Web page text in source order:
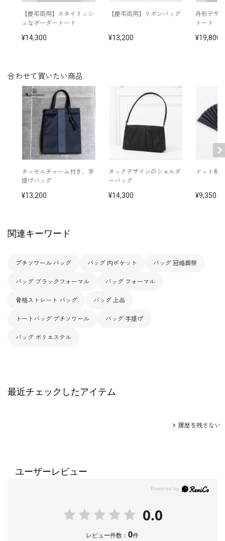
【慶弔両用】スタイリッシ
ュなボーダートート
14,300
【慶弔両用】リボンバッグ
13,200
舟形デザ
トート
19,800
合わせて買いたい商品
タッセルチャーム付き、手
提げバッグ
13,200
タックデザインのショルダ
ーバッグ
14,300
ドット柄
9,350
関連キーワード
プチソワール バッグ バッグ 内ポケット バッグ 冠婚葬祭
バッグ ブラックフォーマル バッグ フォーマル
骨格ストレート バッグ バッグ 上品
トートバッグ プチソワール バッグ 手提げ
バッグ ポリエステル
最近チェックしたアイテム
履歴を残さない
ユーザーレビュー
0.0
レビュー件数：0件